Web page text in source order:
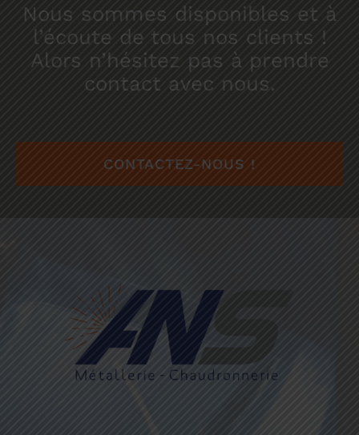
Nous sommes disponibles et à
l’écoute de tous nos clients !
Alors n’hésitez pas à prendre
contact avec nous.
CONTACTEZ-NOUS !